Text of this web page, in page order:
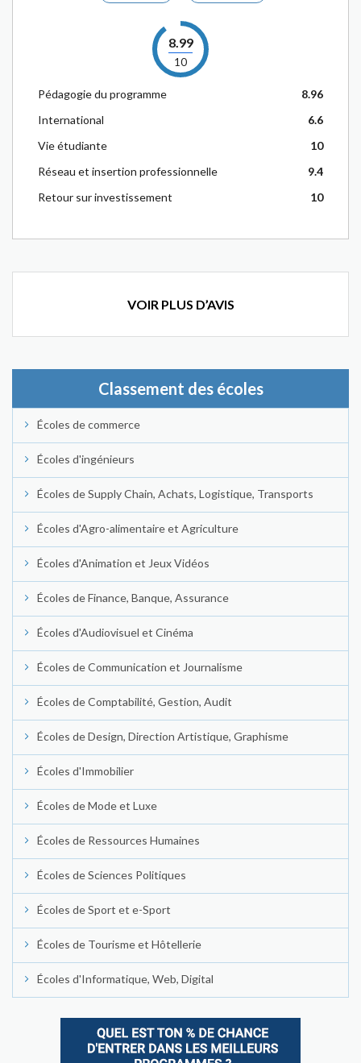
8.99
10
Pédagogie du programme
8.96
International
6.6
Vie étudiante
10
Réseau et insertion professionnelle
9.4
Retour sur investissement
10
VOIR PLUS D’AVIS
Classement des écoles
Écoles de commerce
Écoles d'ingénieurs
Écoles de Supply Chain, Achats, Logistique, Transports
Écoles d'Agro-alimentaire et Agriculture
Écoles d'Animation et Jeux Vidéos
Écoles de Finance, Banque, Assurance
Écoles d'Audiovisuel et Cinéma
Écoles de Communication et Journalisme
Écoles de Comptabilité, Gestion, Audit
Écoles de Design, Direction Artistique, Graphisme
Écoles d'Immobilier
Écoles de Mode et Luxe
Écoles de Ressources Humaines
Écoles de Sciences Politiques
Écoles de Sport et e-Sport
Écoles de Tourisme et Hôtellerie
Écoles d'Informatique, Web, Digital